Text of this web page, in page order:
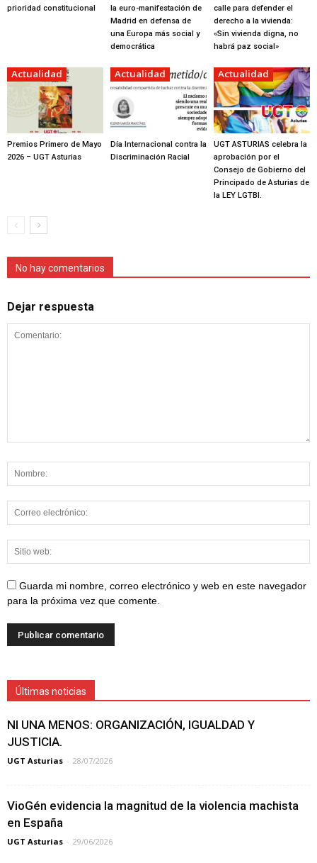
prioridad constitucional
la euro-manifestación de
Madrid en defensa de
una Europa más social y
democrática
calle para defender el
derecho a la vivienda:
«Sin vivienda digna, no
habrá paz social»
Actualidad
Premios Primero de Mayo
2026 – UGT Asturias
Actualidad
Día Internacional contra la
Discriminación Racial
Actualidad
UGT ASTURIAS celebra la
aprobación por el
Consejo de Gobierno del
Principado de Asturias de
la LEY LGTBI.
No hay comentarios
Dejar respuesta
Guarda mi nombre, correo electrónico y web en este navegador
para la próxima vez que comente.
Últimas noticias
NI UNA MENOS: ORGANIZACIÓN, IGUALDAD Y
JUSTICIA.
UGT Asturias - 28/07/2026
VioGén evidencia la magnitud de la violencia machista
en España
UGT Asturias - 29/06/2026